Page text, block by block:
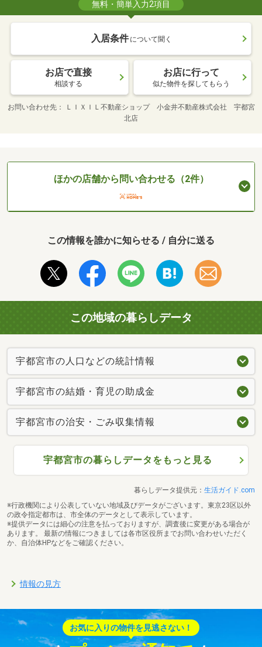
無料・簡単入力2項目
入居条件 について聞く
お店で直接
相談する
お店に行って
似た物件を探してもらう
お問い合わせ先
ＬＩＸＩＬ不動産ショップ 小金井不動産株式会社 宇都宮
北店
ほかの店舗から問い合わせる（2件）
この情報を誰かに知らせる / 自分に送る
この地域の暮らしデータ
宇都宮市の人口などの統計情報
宇都宮市の結婚・育児の助成金
宇都宮市の治安・ごみ収集情報
宇都宮市の暮らしデータをもっと見る
暮らしデータ提供元： 生活ガイド.com
※行政機関により公表していない地域及びデータがございます。東京23区以外
の政令指定都市は、市全体のデータとして表示しています。
※提供データには細心の注意を払っておりますが、調査後に変更がある場合が
あります。 最新の情報につきましては各市区役所までお問い合わせいただく
か、自治体HPなどをご確認ください。
情報の見方
お気に入りの物件を見逃さない！